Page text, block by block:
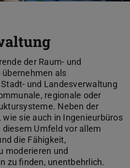
der Raum- und
als
und Landesverwaltung
regionale oder
Neben der
sie auch in Ingenieurbüros
Umfeld vor allem
die Fähigkeit,
moderieren und
zu finden, unentbehrlich.